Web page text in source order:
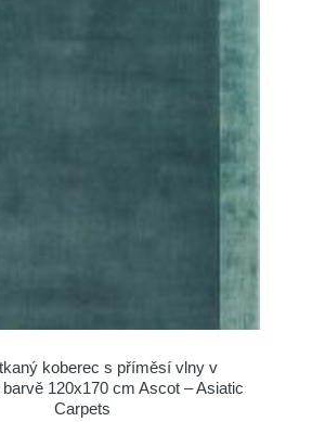
koberec s příměsí vlny v
barvě 120x170 cm Ascot – Asiatic
Carpets